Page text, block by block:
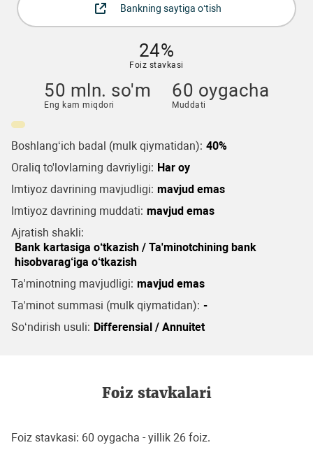
Bankning saytiga o‘tish
24%
Foiz stavkasi
50 mln. so'm
Eng kam miqdori
60 oygacha
Muddati
Boshlang‘ich badal (mulk qiymatidan): 40%
Oraliq to'lovlarning davriyligi: Har oy
Imtiyoz davrining mavjudligi: mavjud emas
Imtiyoz davrining muddati: mavjud emas
Ajratish shakli:
Bank kartasiga o‘tkazish / Ta'minotchining bank
hisobvarag‘iga o‘tkazish
Ta'minotning mavjudligi: mavjud emas
Ta'minot summasi (mulk qiymatidan): -
So‘ndirish usuli: Differensial / Annuitet
Foiz stavkalari
Foiz stavkasi: 60 oygacha - yillik 26 foiz.